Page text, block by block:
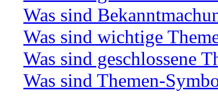
Was sind
Was sind wichtige
Was sind geschlossene
Was sind Themen-